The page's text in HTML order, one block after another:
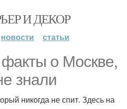
И ДЕКОР
новости статьи
о Москве,
знали
никогда не спит. Здесь на